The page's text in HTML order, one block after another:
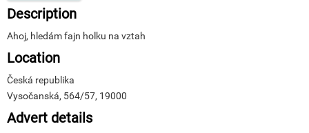
Description
Ahoj, hledám fajn holku na vztah
Location
Česká republika
Vysočanská, 564/57, 19000
Advert details